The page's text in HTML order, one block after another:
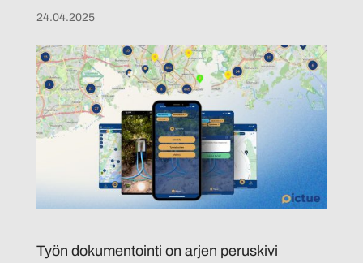
24.04.2025
Työn dokumentointi on arjen peruskivi